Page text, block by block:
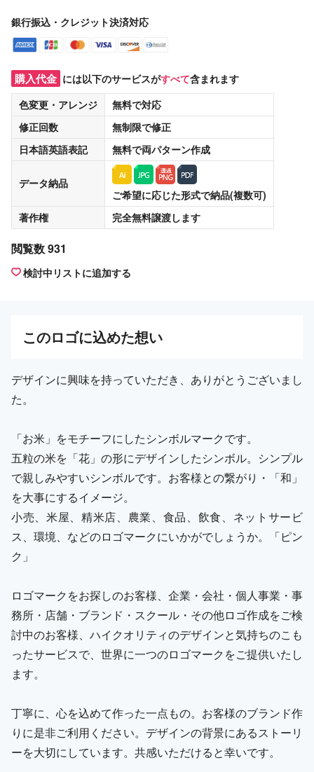
銀行振込・クレジット決済対応
購入代金 には以下のサービスがすべて含まれます
色変更・アレンジ
無料で対応
修正回数
無制限で修正
日本語英語表記
無料で両パターン作成
データ納品
ご希望に応じた形式で納品(複数可)
著作権
完全無料譲渡します
閲覧数 931
検討中リストに追加する
このロゴに込めた想い
デザインに興味を持っていただき、ありがとうございまし
た。
「お米」をモチーフにしたシンボルマークです。
五粒の米を「花」の形にデザインしたシンボル。シンプル
で親しみやすいシンボルです。お客様との繋がり・「和」
を大事にするイメージ。
小売、米屋、精米店、農業、食品、飲食、ネットサービ
ス、環境、などのロゴマークにいかがでしょうか。「ピン
ク」
ロゴマークをお探しのお客様、企業・会社・個人事業・事
務所・店舗・ブランド・スクール・その他ロゴ作成をご検
討中のお客様、ハイクオリティのデザインと気持ちのこも
ったサービスで、世界に一つのロゴマークをご提供いたし
ます。
丁寧に、心を込めて作った一点もの。お客様のブランド作
りに是非ご利用ください。デザインの背景にあるストーリ
ーを大切にしています。共感いただけると幸いです。